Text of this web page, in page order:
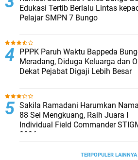
Edukasi Tertib Berlalu Lintas
Pelajar SMPN 7 Bungo
PPPK Paruh Waktu Bappeda
Meradang, Diduga Keluarga dan
Dekat Pejabat Digaji Lebih Besar
Sakila Ramadani Harumkan
88 Sei Mengkuang, Raih Juara I
Individual Field Commander
2026
TERPOPULER LAINNYA